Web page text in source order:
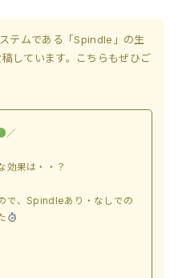
テムである「Spindle」の生
しています。こちらもぜひご
／
効果は・・？
で、Spindleあり・なしでの